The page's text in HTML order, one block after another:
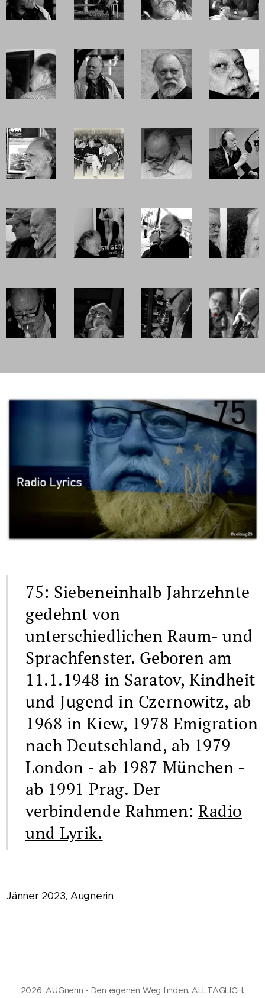
75: Siebeneinhalb Jahrzehnte
gedehnt von
unterschiedlichen Raum- und
Sprachfenster. Geboren am
11.1.1948 in Saratov, Kindheit
und Jugend in Czernowitz, ab
1968 in Kiew, 1978 Emigration
nach Deutschland, ab 1979
London - ab 1987 München -
ab 1991 Prag. Der
verbindende Rahmen:Radio
und Lyrik.
Jänner 2023, Augnerin
2026: AUGnerin - Den eigenen Weg finden. ALLTÄGLICH.